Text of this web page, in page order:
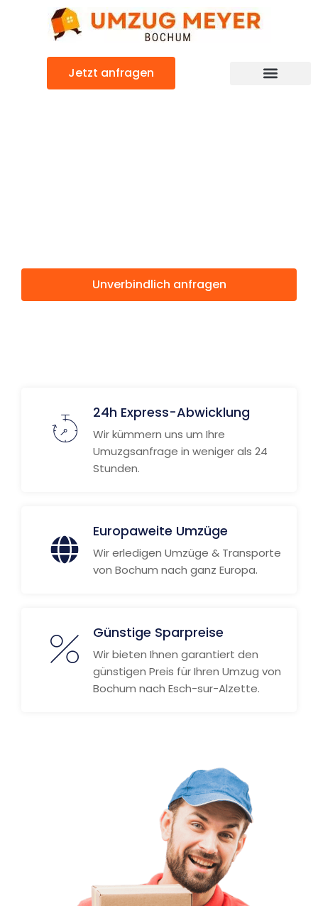
Jetzt anfragen
Unverbindlich anfragen
24h Express-Abwicklung
Wir kümmern uns um Ihre
Umuzgsanfrage in weniger als 24
Stunden.
Europaweite Umzüge
Wir erledigen Umzüge & Transporte
von Bochum nach ganz Europa.
Günstige Sparpreise
Wir bieten Ihnen garantiert den
günstigen Preis für Ihren Umzug von
Bochum nach Esch-sur-Alzette.